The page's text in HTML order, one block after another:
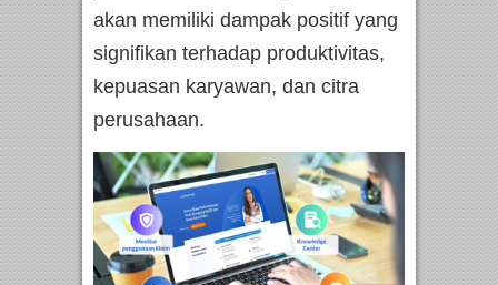
akan memiliki dampak positif yang
signifikan terhadap produktivitas,
kepuasan karyawan, dan citra
perusahaan.